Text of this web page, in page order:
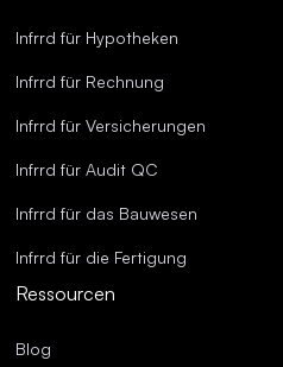
Infrrd für Hypotheken
Infrrd für Rechnung
Infrrd für Versicherungen
Infrrd für Audit QC
Infrrd für das Bauwesen
Infrrd für die Fertigung
Ressourcen
Blog